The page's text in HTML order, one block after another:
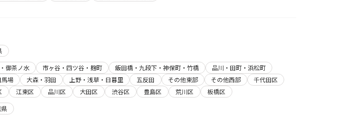
御茶ノ水 市ヶ谷・四ツ谷・麹町 飯田橋・九段下・神保町・竹橋
品川・田町・浜松町
馬場 大森・羽田 上野・浅草・日暮里 五反田 その他東部 その他西部
千代田区
江東区 品川区 大田区 渋谷区 豊島区 荒川区
板橋区